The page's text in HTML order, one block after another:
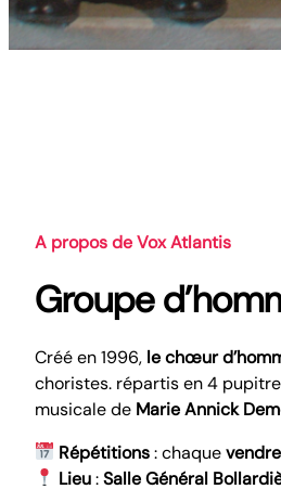
A propos de Vox Atlantis
Groupe
Créé en 1996, le chœur
choristes. répartis en 4
musicale de Marie Annick
Répétitions: chaque
Lieu:Salle Général